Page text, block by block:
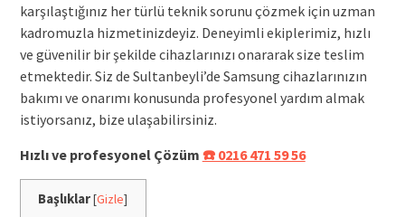
karşılaştığınız her türlü teknik sorunu çözmek için uzman
kadromuzla hizmetinizdeyiz. Deneyimli ekiplerimiz, hızlı
ve güvenilir bir şekilde cihazlarınızı onararak size teslim
etmektedir. Siz de Sultanbeyli’de Samsung cihazlarınızın
bakımı ve onarımı konusunda profesyonel yardım almak
istiyorsanız, bize ulaşabilirsiniz.
Hızlı ve profesyonel Çözüm ☎️ 0216 471 59 56
Başlıklar[Gizle]